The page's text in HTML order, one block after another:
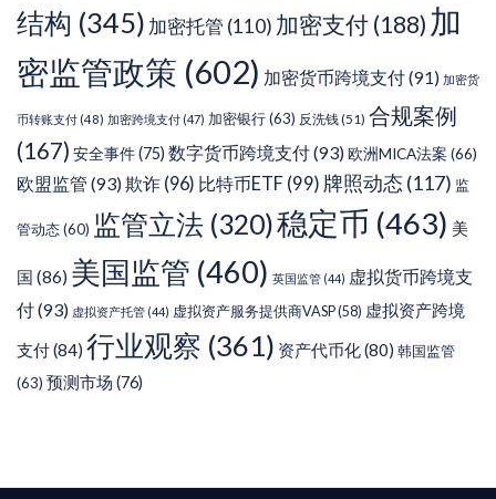
结构 (345) 加密托管 (110) 加密支付 (188) 加
密监管政策 (602) 加密货币跨境支付(91) 加密货
币转账支付 (48) 加密跨境支付 (47) 加密银行(63) 反洗钱(51) 合规案例
(167) 安全事件(75) 数字货币跨境支付(93)欧洲MICA法案 (66)
欧盟监管 (93)欺诈 (96) 比特币ETF (99) 牌照动态 (117) 监
管动态(60) 监管立法 (320)稳定币 (463) 美
国 (86) 美国监管 (460) 英国监管 (44) 虚拟货币跨境支
付(93) 虚拟资产托管 (44) 虚拟资产服务提供商VASP(58) 虚拟资产跨境
支付(84) 行业观察 (361) 资产代币化(80) 韩国监管
(63) 预测市场 (76)